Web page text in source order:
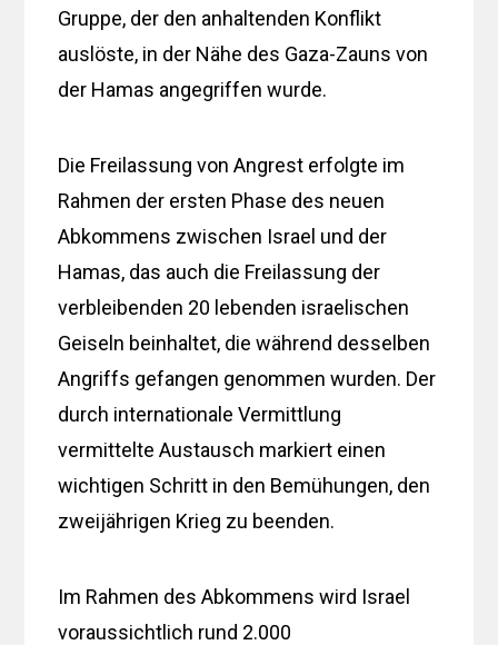
Gruppe, der den anhaltenden Konflikt
auslöste, in der Nähe des Gaza-Zauns von
der Hamas angegriffen wurde.
Die Freilassung von Angrest erfolgte im
Rahmen der ersten Phase des neuen
Abkommens zwischen Israel und der
Hamas, das auch die Freilassung der
verbleibenden 20 lebenden israelischen
Geiseln beinhaltet, die während desselben
Angriffs gefangen genommen wurden. Der
durch internationale Vermittlung
vermittelte Austausch markiert einen
wichtigen Schritt in den Bemühungen, den
zweijährigen Krieg zu beenden.
Im Rahmen des Abkommens wird Israel
voraussichtlich rund 2.000